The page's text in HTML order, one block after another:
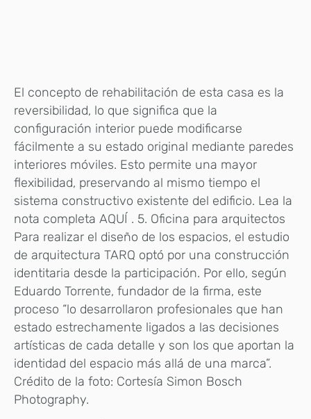
El concepto de rehabilitación de esta casa es la
reversibilidad, lo que significa que la
configuración interior puede modificarse
fácilmente a su estado original mediante paredes
interiores móviles. Esto permite una mayor
flexibilidad, preservando al mismo tiempo el
sistema constructivo existente del edificio. Lea la
nota completa AQUÍ . 5. Oficina para arquitectos
Para realizar el diseño de los espacios, el estudio
de arquitectura TARQ optó por una construcción
identitaria desde la participación. Por ello, según
Eduardo Torrente, fundador de la firma, este
proceso “lo desarrollaron profesionales que han
estado estrechamente ligados a las decisiones
artísticas de cada detalle y son los que aportan la
identidad del espacio más allá de una marca”.
Crédito de la foto: Cortesía Simon Bosch
Photography.